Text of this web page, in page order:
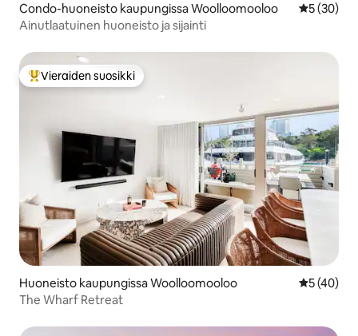
Condo-huoneisto kaupungissa Woolloomooloo
5 (30)
Ainutlaatuinen huoneisto ja sijainti
Vieraiden suosikkien parhaimmistoa
Vieraiden suosikki
Huoneisto kaupungissa Woolloomooloo
5 (40)
The Wharf Retreat